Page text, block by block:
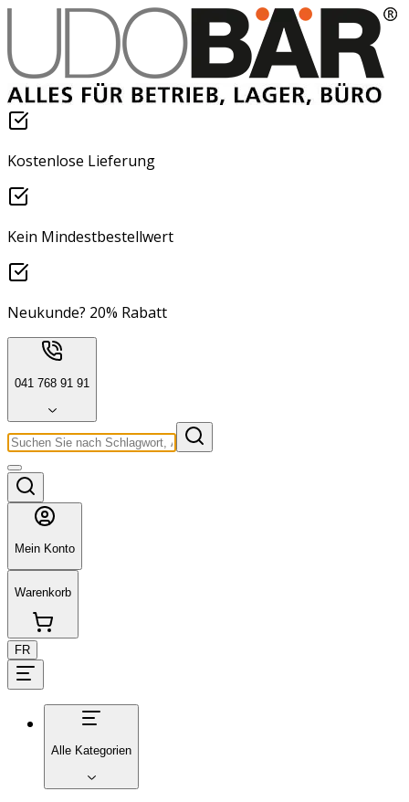
Kostenlose Lieferung
Kein Mindestbestellwert
Neukunde? 20% Rabatt
041 768 91 91
Mein Konto
Warenkorb
FR
Alle Kategorien